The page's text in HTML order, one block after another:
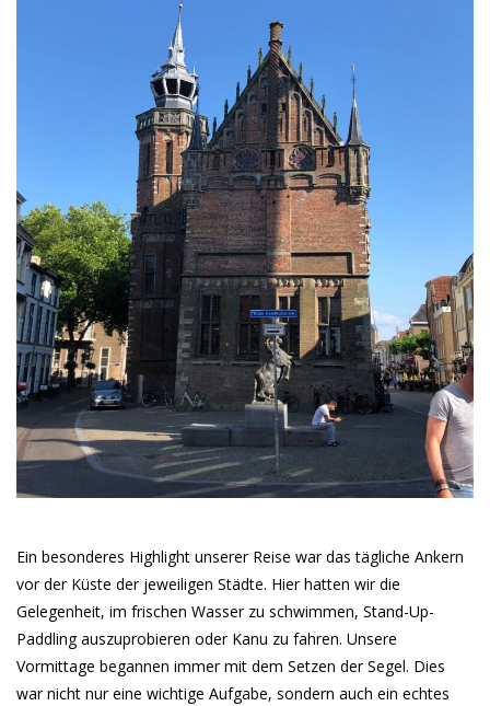
Ein besonderes Highlight unserer Reise war das tägliche Ankern
vor der Küste der jeweiligen Städte. Hier hatten wir die
Gelegenheit, im frischen Wasser zu schwimmen, Stand-Up-
Paddling auszuprobieren oder Kanu zu fahren. Unsere
Vormittage begannen immer mit dem Setzen der Segel. Dies
war nicht nur eine wichtige Aufgabe, sondern auch ein echtes